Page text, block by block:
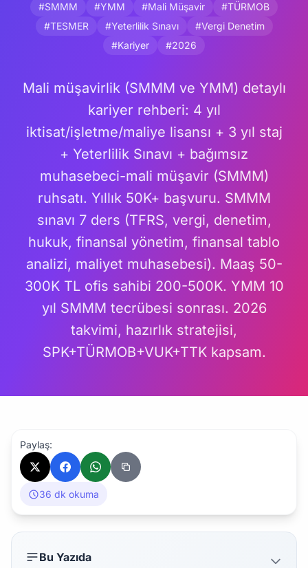
#SMMM #YMM #Mali Müşavir
#TÜRMOB
#TESMER
#Yeterlilik Sınavı
#Vergi Denetim
#Kariyer
#2026
Mali müşavirlik (SMMM ve YMM) detaylı
kariyer rehberi: 4 yıl
iktisat/işletme/maliye lisansı + 3 yıl staj
+ Yeterlilik Sınavı + bağımsız
muhasebeci-mali müşavir (SMMM)
ruhsatı. Yıllık 50K+ başvuru. SMMM
sınavı 7 ders (TFRS, vergi, denetim,
hukuk, finansal yönetim, finansal tablo
analizi, maliyet muhasebesi). Maaş 50-
300K TL ofis sahibi 200-500K. YMM 10
yıl SMMM tecrübesi sonrası. 2026
takvimi, hazırlık stratejisi,
SPK+TÜRMOB+VUK+TTK kapsam.
Paylaş:
36 dk okuma
Bu Yazıda